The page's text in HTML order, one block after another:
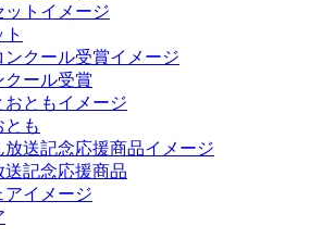
クール受賞
とも
送記念応援商品